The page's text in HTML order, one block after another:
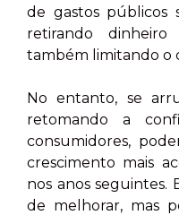
de gastos públicos
retirando
também limitando o
No entanto, se
retomando a
consumidores,
crescimento mais
nos anos seguintes.
de melhorar, mas